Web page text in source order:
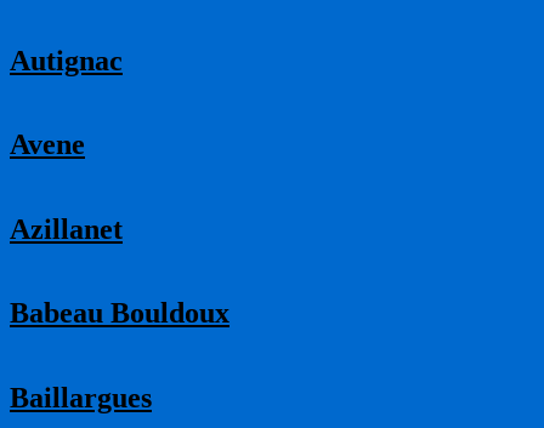
Autignac
Avene
Azillanet
Babeau Bouldoux
Baillargues